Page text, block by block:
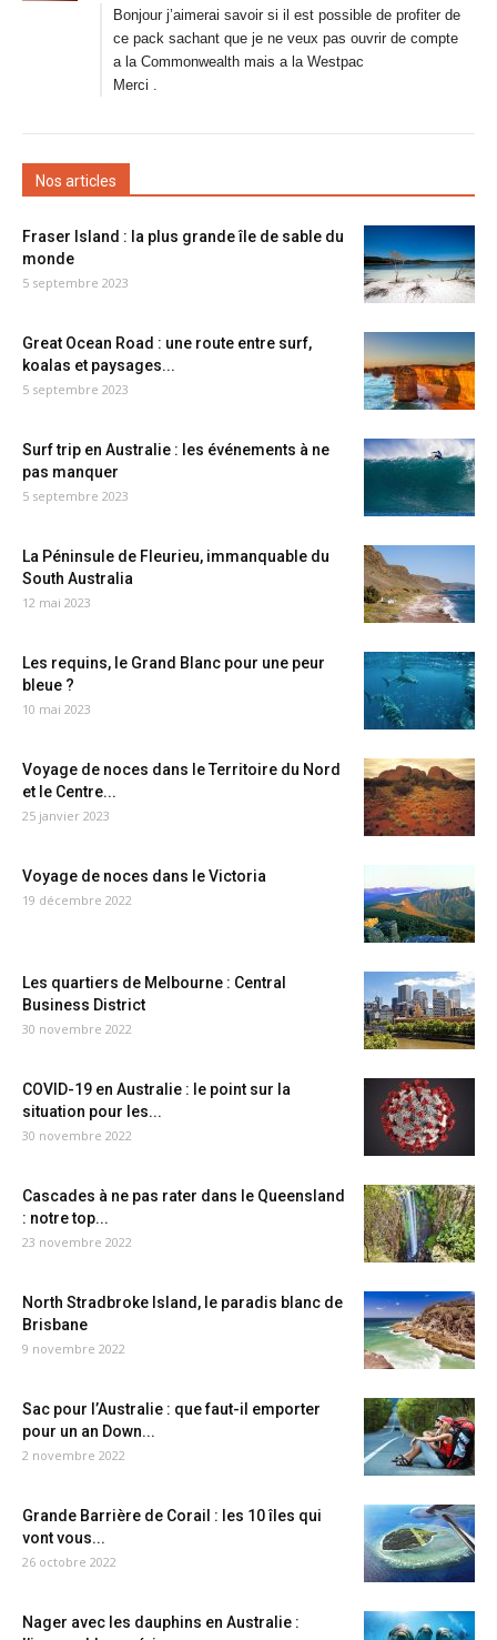
Bonjour j’aimerai savoir si il est possible de profiter de
ce pack sachant que je ne veux pas ouvrir de compte
a la Commonwealth mais a la Westpac
Merci .
Nos articles
Fraser Island : la plus grande île de sable du
monde
5 septembre 2023
Great Ocean Road : une route entre surf,
koalas et paysages...
5 septembre 2023
Surf trip en Australie : les événements à ne
pas manquer
5 septembre 2023
La Péninsule de Fleurieu, immanquable du
South Australia
12 mai 2023
Les requins, le Grand Blanc pour une peur
bleue ?
10 mai 2023
Voyage de noces dans le Territoire du Nord
et le Centre...
25 janvier 2023
Voyage de noces dans le Victoria
19 décembre 2022
Les quartiers de Melbourne : Central
Business District
30 novembre 2022
COVID-19 en Australie : le point sur la
situation pour les...
30 novembre 2022
Cascades à ne pas rater dans le Queensland
: notre top...
23 novembre 2022
North Stradbroke Island, le paradis blanc de
Brisbane
9 novembre 2022
Sac pour l’Australie : que faut-il emporter
pour un an Down...
2 novembre 2022
Grande Barrière de Corail : les 10 îles qui
vont vous...
26 octobre 2022
Nager avec les dauphins en Australie :